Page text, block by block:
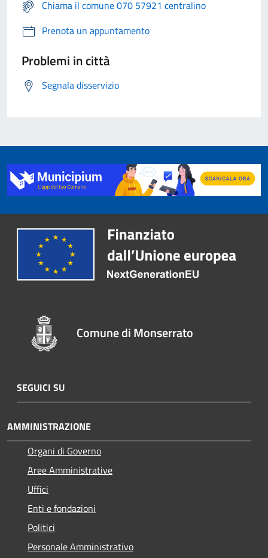
Chiama il comune 070 57921 centralino
Prenota un appuntamento
Problemi in città
Segnala disservizio
Comune di Monserrato
SEGUICI SU
AMMINISTRAZIONE
Organi di Governo
Aree Amministrative
Uffici
Enti e fondazioni
Politici
Personale Amministrativo